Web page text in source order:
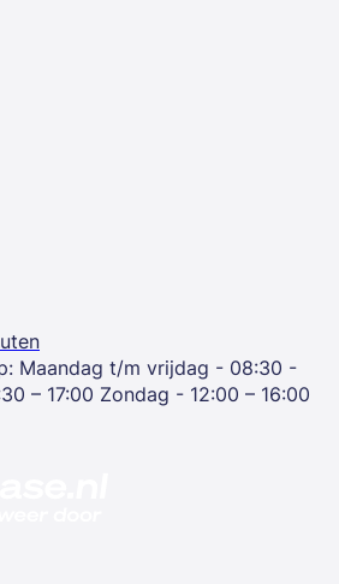
Maandag t/m vrijdag - 08:30 -
– 17:00 Zondag - 12:00 – 16:00